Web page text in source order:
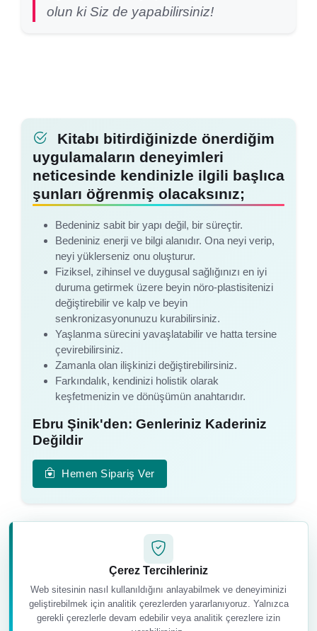
olun ki Siz de yapabilirsiniz!
Kitabı bitirdiğinizde önerdiğim
uygulamaların deneyimleri
neticesinde kendinizle ilgili başlıca
şunları öğrenmiş olacaksınız;
Bedeniniz sabit bir yapı değil, bir süreçtir.
Bedeniniz enerji ve bilgi alanıdır. Ona neyi verip,
neyi yüklerseniz onu oluşturur.
Fiziksel, zihinsel ve duygusal sağlığınızı en iyi
duruma getirmek üzere beyin nöro-plastisitenizi
değiştirebilir ve kalp ve beyin
senkronizasyonunuzu kurabilirsiniz.
Yaşlanma sürecini yavaşlatabilir ve hatta tersine
çevirebilirsiniz.
Zamanla olan ilişkinizi değiştirebilirsiniz.
Farkındalık, kendinizi holistik olarak
keşfetmenizin ve dönüşümün anahtarıdır.
Ebru Şinik'den: Genleriniz Kaderiniz
Değildir
Hemen Sipariş Ver
Çerez Tercihleriniz
Web sitesinin nasıl kullanıldığını anlayabilmek ve deneyiminizi
geliştirebilmek için analitik çerezlerden yararlanıyoruz. Yalnızca
gerekli çerezlerle devam edebilir veya analitik çerezlere izin